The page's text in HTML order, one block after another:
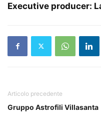
Executive producer:
Articolo precedente
Gruppo Astrofili Villasanta